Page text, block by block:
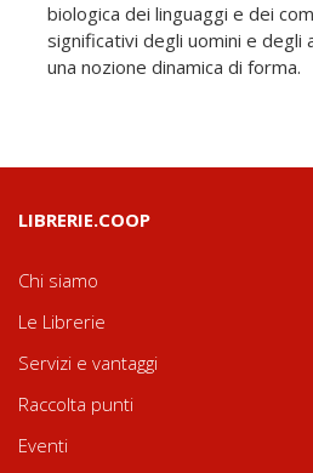
biologica dei linguaggi e dei
significativi degli uomini e degli
una nozione dinamica di forma.
LIBRERIE.COOP
Chi siamo
Le Librerie
Servizi e vantaggi
Raccolta punti
Eventi